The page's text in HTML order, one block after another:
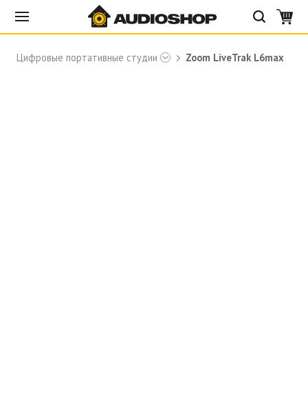
Цифровые портативные студии Zoom LiveTrak L6max